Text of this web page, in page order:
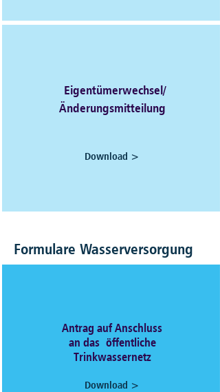
Eigentümerwechsel/
Änderungsmitteilung
Download >
Formulare Wasserversorgung
Antrag auf Anschluss
an das öffentliche
Trinkwassernetz
Download >